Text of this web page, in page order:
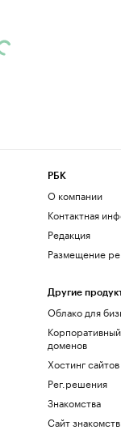
РБК
О компании
Контактная
Редакция
Размещение
Другие
Облако для
доменов
Хостинг сайтов
Рег.решения
Знакомства
Сайт